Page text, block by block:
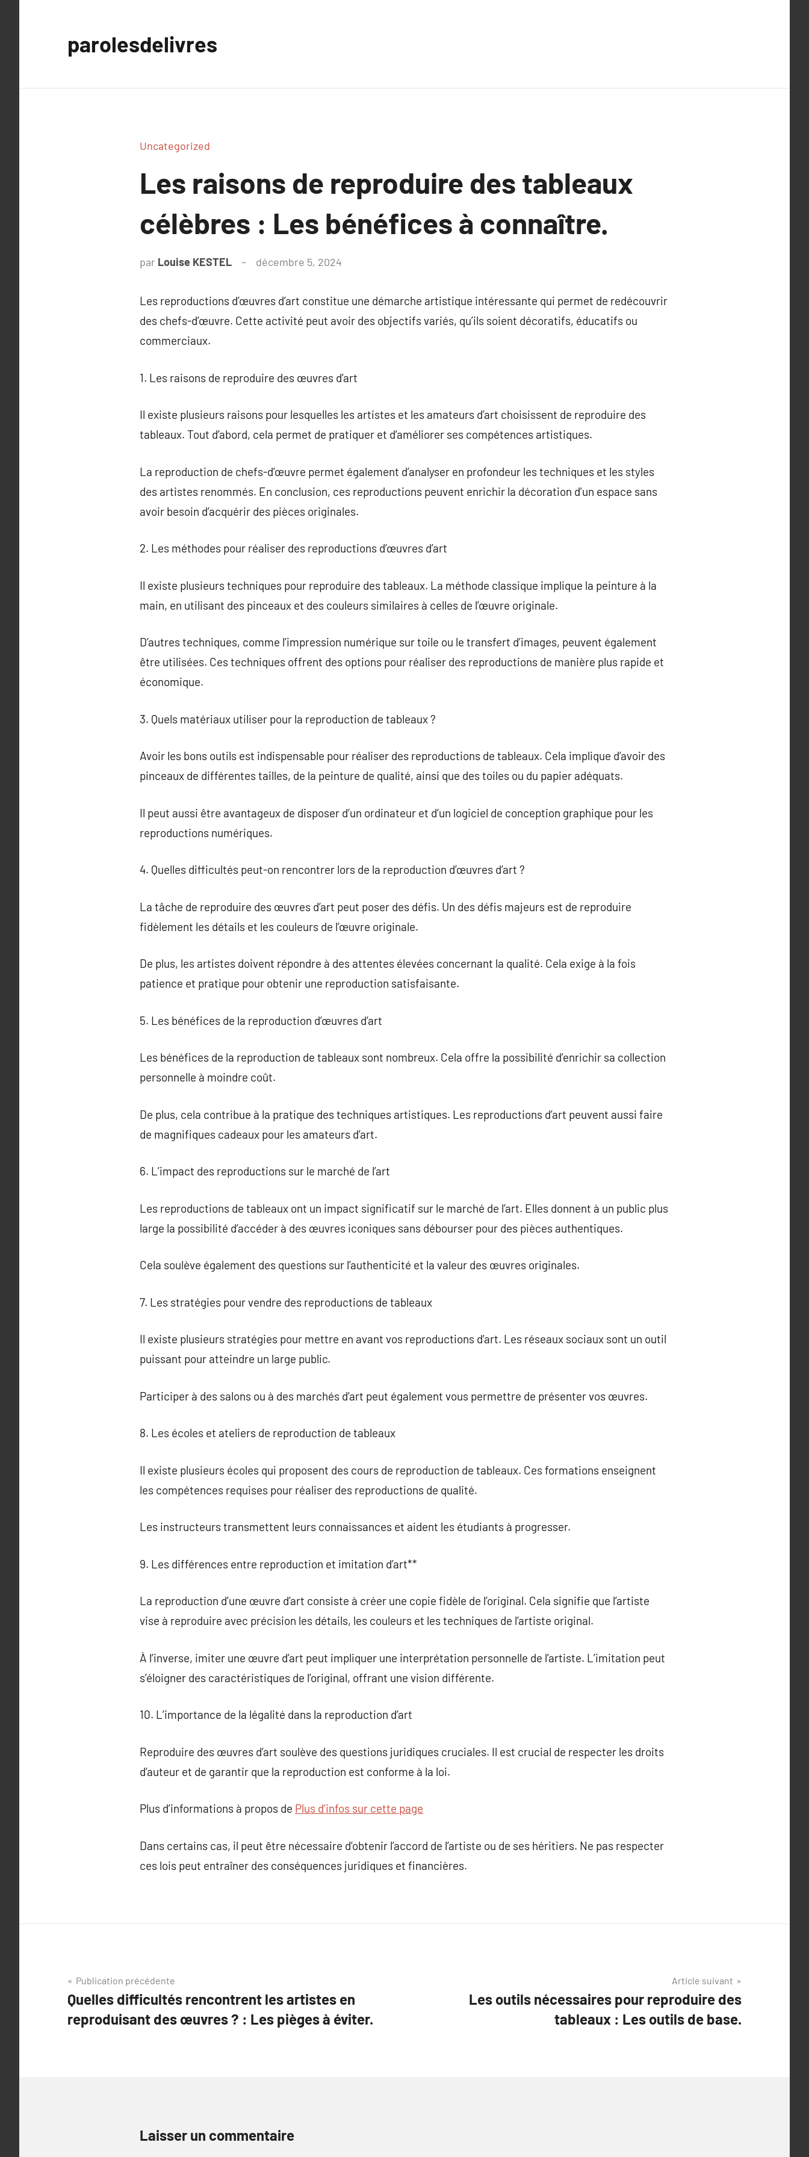
parolesdelivres
Uncategorized
Les raisons de reproduire des tableaux
célèbres : Les bénéfices à connaître.
par Louise KESTEL décembre 5, 2024
Les reproductions d’œuvres d’art constitue une démarche artistique intéressante qui permet de redécouvrir
des chefs-d’œuvre. Cette activité peut avoir des objectifs variés, qu’ils soient décoratifs, éducatifs ou
commerciaux.
1. Les raisons de reproduire des œuvres d’art
Il existe plusieurs raisons pour lesquelles les artistes et les amateurs d’art choisissent de reproduire des
tableaux. Tout d’abord, cela permet de pratiquer et d’améliorer ses compétences artistiques.
La reproduction de chefs-d’œuvre permet également d’analyser en profondeur les techniques et les styles
des artistes renommés. En conclusion, ces reproductions peuvent enrichir la décoration d’un espace sans
avoir besoin d’acquérir des pièces originales.
2. Les méthodes pour réaliser des reproductions d’œuvres d’art
Il existe plusieurs techniques pour reproduire des tableaux. La méthode classique implique la peinture à la
main, en utilisant des pinceaux et des couleurs similaires à celles de l’œuvre originale.
D’autres techniques, comme l’impression numérique sur toile ou le transfert d’images, peuvent également
être utilisées. Ces techniques offrent des options pour réaliser des reproductions de manière plus rapide et
économique.
3. Quels matériaux utiliser pour la reproduction de tableaux ?
Avoir les bons outils est indispensable pour réaliser des reproductions de tableaux. Cela implique d’avoir des
pinceaux de différentes tailles, de la peinture de qualité, ainsi que des toiles ou du papier adéquats.
Il peut aussi être avantageux de disposer d’un ordinateur et d’un logiciel de conception graphique pour les
reproductions numériques.
4. Quelles difficultés peut-on rencontrer lors de la reproduction d’œuvres d’art ?
La tâche de reproduire des œuvres d’art peut poser des défis. Un des défis majeurs est de reproduire
fidèlement les détails et les couleurs de l’œuvre originale.
De plus, les artistes doivent répondre à des attentes élevées concernant la qualité. Cela exige à la fois
patience et pratique pour obtenir une reproduction satisfaisante.
5. Les bénéfices de la reproduction d’œuvres d’art
Les bénéfices de la reproduction de tableaux sont nombreux. Cela offre la possibilité d’enrichir sa collection
personnelle à moindre coût.
De plus, cela contribue à la pratique des techniques artistiques. Les reproductions d’art peuvent aussi faire
de magnifiques cadeaux pour les amateurs d’art.
6. L’impact des reproductions sur le marché de l’art
Les reproductions de tableaux ont un impact significatif sur le marché de l’art. Elles donnent à un public plus
large la possibilité d’accéder à des œuvres iconiques sans débourser pour des pièces authentiques.
Cela soulève également des questions sur l’authenticité et la valeur des œuvres originales.
7. Les stratégies pour vendre des reproductions de tableaux
Il existe plusieurs stratégies pour mettre en avant vos reproductions d’art. Les réseaux sociaux sont un outil
puissant pour atteindre un large public.
Participer à des salons ou à des marchés d’art peut également vous permettre de présenter vos œuvres.
8. Les écoles et ateliers de reproduction de tableaux
Il existe plusieurs écoles qui proposent des cours de reproduction de tableaux. Ces formations enseignent
les compétences requises pour réaliser des reproductions de qualité.
Les instructeurs transmettent leurs connaissances et aident les étudiants à progresser.
9. Les différences entre reproduction et imitation d’art**
La reproduction d’une œuvre d’art consiste à créer une copie fidèle de l’original. Cela signifie que l’artiste
vise à reproduire avec précision les détails, les couleurs et les techniques de l’artiste original.
À l’inverse, imiter une œuvre d’art peut impliquer une interprétation personnelle de l’artiste. L’imitation peut
s’éloigner des caractéristiques de l’original, offrant une vision différente.
10. L’importance de la légalité dans la reproduction d’art
Reproduire des œuvres d’art soulève des questions juridiques cruciales. Il est crucial de respecter les droits
d’auteur et de garantir que la reproduction est conforme à la loi.
Plus d’informations à propos de Plus d’infos sur cette page
Dans certains cas, il peut être nécessaire d’obtenir l’accord de l’artiste ou de ses héritiers. Ne pas respecter
ces lois peut entraîner des conséquences juridiques et financières.
Navigation
de
l’article
Publication précédente
Quelles difficultés rencontrent les artistes en
reproduisant des œuvres ? : Les pièges à éviter.
Article suivant
Les outils nécessaires pour reproduire des
tableaux : Les outils de base.
Laisser un commentaire